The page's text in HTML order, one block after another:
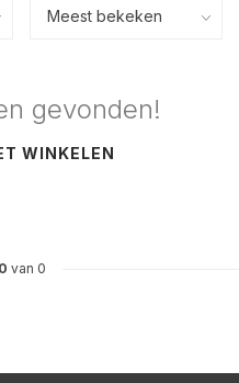
gevonden!
WINKELEN
0 van 0